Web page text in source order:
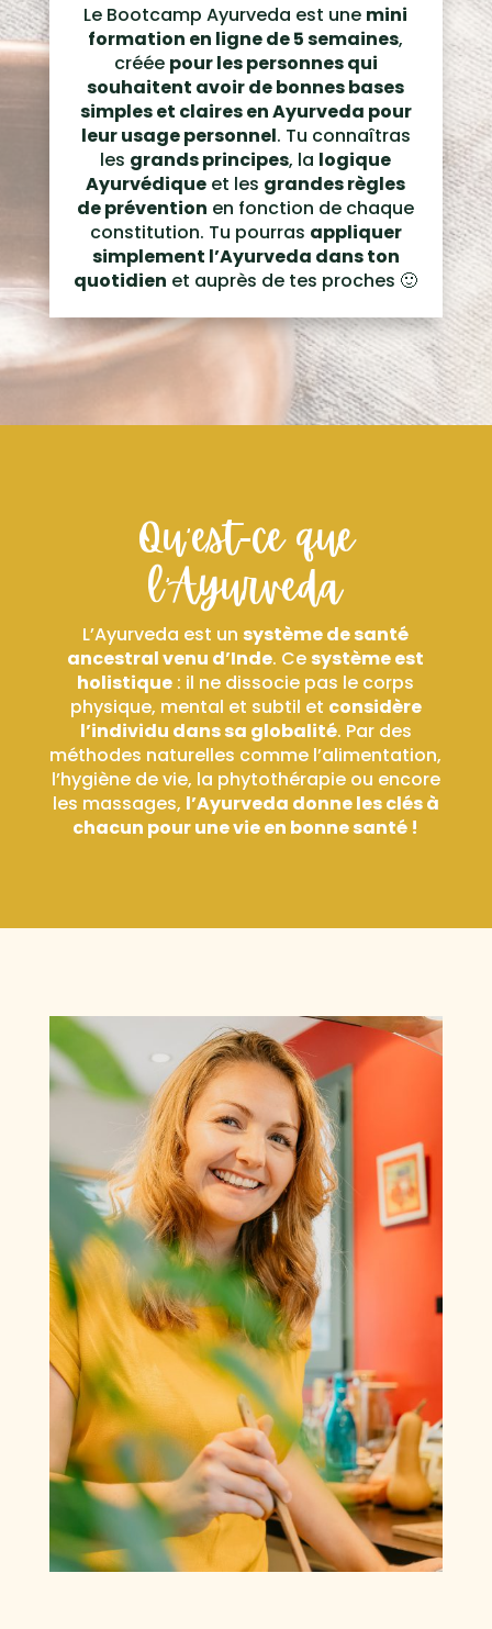
Le Bootcamp Ayurveda est une mini
formation en ligne de 5 semaines,
créée pour les personnes qui
souhaitent avoir de bonnes bases
simples et claires en Ayurveda pour
leur usage personnel. Tu connaîtras
les grands principes, la logique
Ayurvédique et les grandes règles
de prévention en fonction de chaque
constitution. Tu pourras appliquer
simplement l’Ayurveda dans ton
quotidien et auprès de tes proches 🙂
Qu’est-ce que
l’Ayurveda
L’Ayurveda est un système de santé
ancestral venu d’Inde. Ce système est
holistique : il ne dissocie pas le corps
physique, mental et subtil et considère
l’individu dans sa globalité. Par des
méthodes naturelles comme l’alimentation,
l’hygiène de vie, la phytothérapie ou encore
les massages, l’Ayurveda donne les clés à
chacun pour une vie en bonne santé !